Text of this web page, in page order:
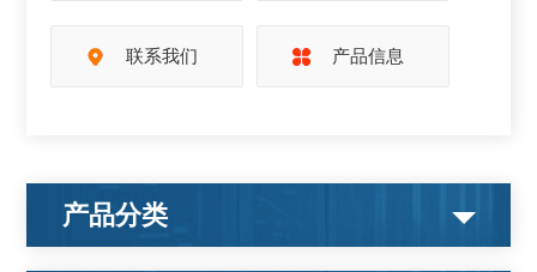
联系我们 产品信息
产品分类